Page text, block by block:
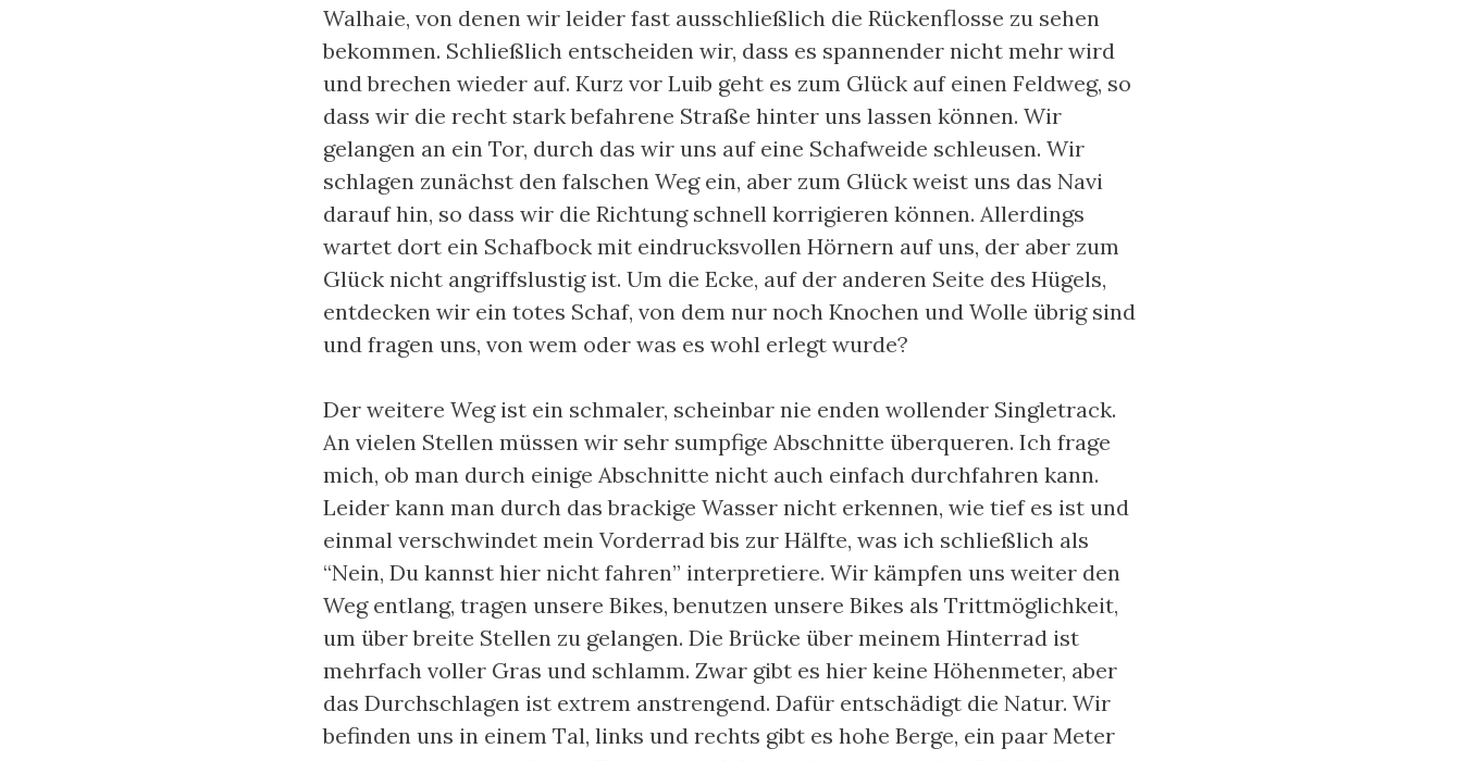
Walhaie, von denen wir leider fast ausschließlich die Rückenflosse zu sehen
bekommen. Schließlich entscheiden wir, dass es spannender nicht mehr wird
und brechen wieder auf. Kurz vor Luib geht es zum Glück auf einen Feldweg, so
dass wir die recht stark befahrene Straße hinter uns lassen können. Wir
gelangen an ein Tor, durch das wir uns auf eine Schafweide schleusen. Wir
schlagen zunächst den falschen Weg ein, aber zum Glück weist uns das Navi
darauf hin, so dass wir die Richtung schnell korrigieren können. Allerdings
wartet dort ein Schafbock mit eindrucksvollen Hörnern auf uns, der aber zum
Glück nicht angriffslustig ist. Um die Ecke, auf der anderen Seite des Hügels,
entdecken wir ein totes Schaf, von dem nur noch Knochen und Wolle übrig sind
und fragen uns, von wem oder was es wohl erlegt wurde?
Der weitere Weg ist ein schmaler, scheinbar nie enden wollender Singletrack.
An vielen Stellen müssen wir sehr sumpfige Abschnitte überqueren. Ich frage
mich, ob man durch einige Abschnitte nicht auch einfach durchfahren kann.
Leider kann man durch das brackige Wasser nicht erkennen, wie tief es ist und
einmal verschwindet mein Vorderrad bis zur Hälfte, was ich schließlich als
“Nein, Du kannst hier nicht fahren” interpretiere. Wir kämpfen uns weiter den
Weg entlang, tragen unsere Bikes, benutzen unsere Bikes als Trittmöglichkeit,
um über breite Stellen zu gelangen. Die Brücke über meinem Hinterrad ist
mehrfach voller Gras und schlamm. Zwar gibt es hier keine Höhenmeter, aber
das Durchschlagen ist extrem anstrengend. Dafür entschädigt die Natur. Wir
befinden uns in einem Tal, links und rechts gibt es hohe Berge, ein paar Meter